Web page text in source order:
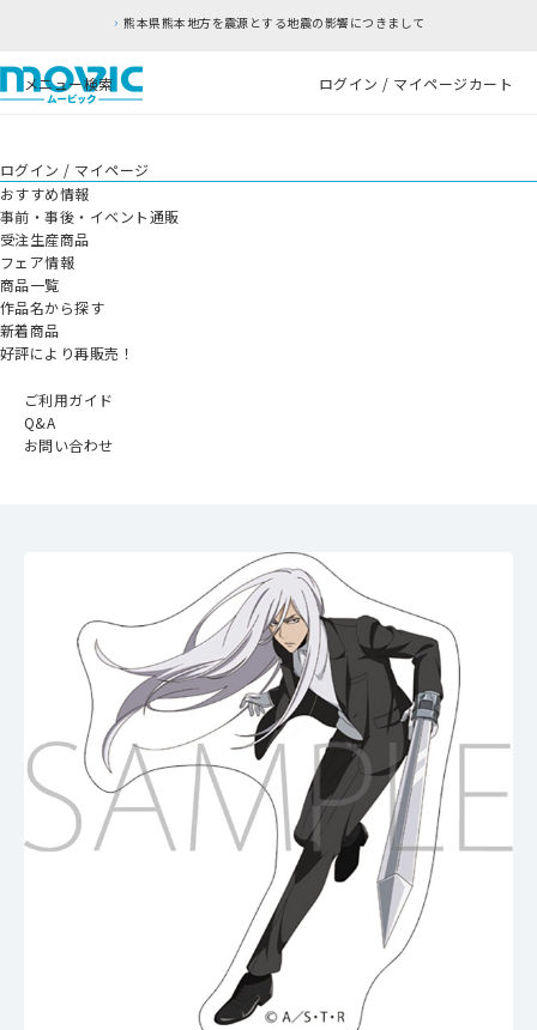
熊本県熊本地方を震源とする地震の影響につきまして
メニュー検索 ログイン / マイページカート
ログイン / マイページ
おすすめ情報
事前・事後・イベント通販
受注生産商品
フェア情報
商品一覧
作品名から探す
新着商品
好評により再販売！
ご利用ガイド
Q&A
お問い合わせ